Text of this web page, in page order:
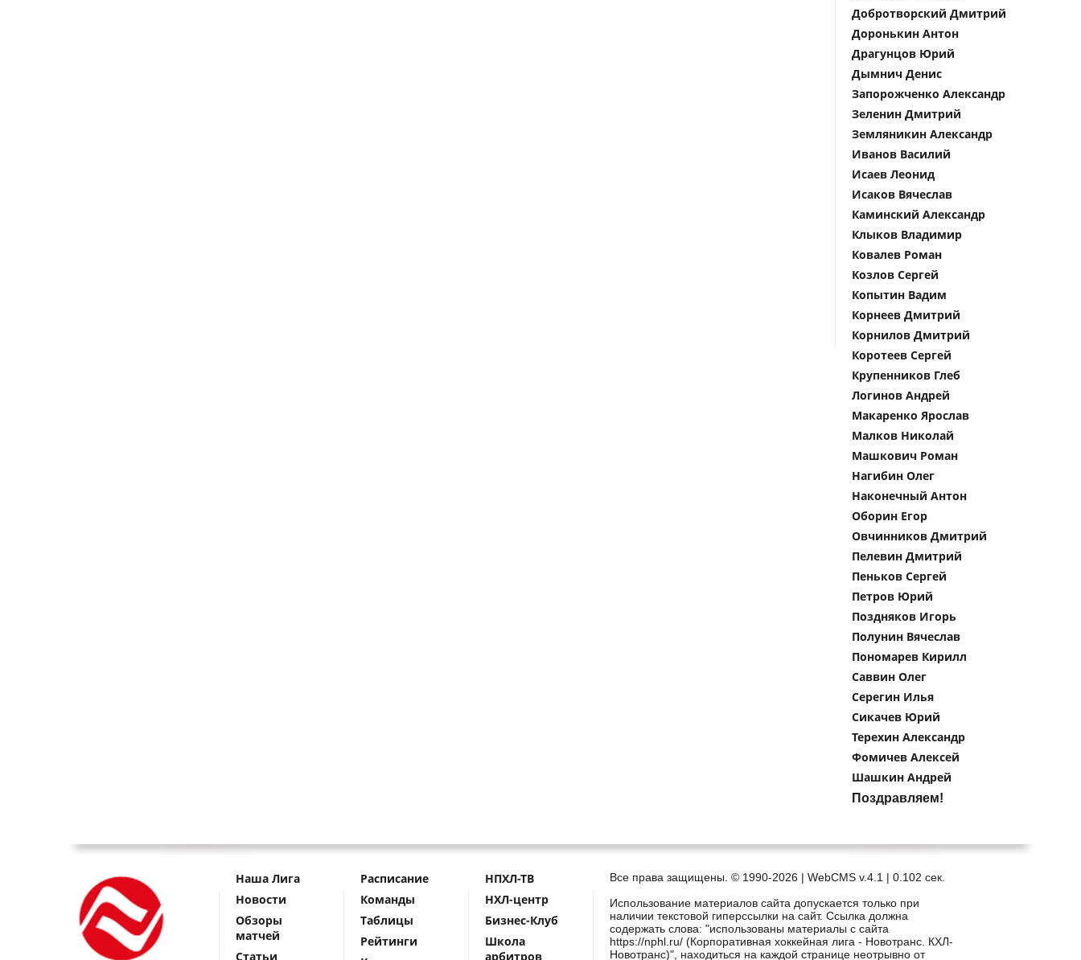
Добротворский Дмитрий
Доронькин Антон
Драгунцов Юрий
Дымнич Денис
Запорожченко Александр
Зеленин Дмитрий
Земляникин Александр
Иванов Василий
Исаев Леонид
Исаков Вячеслав
Каминский Александр
Клыков Владимир
Ковалев Роман
Козлов Сергей
Копытин Вадим
Корнеев Дмитрий
Корнилов Дмитрий
Коротеев Сергей
Крупенников Глеб
Логинов Андрей
Макаренко Ярослав
Малков Николай
Машкович Роман
Нагибин Олег
Наконечный Антон
Оборин Егор
Овчинников Дмитрий
Пелевин Дмитрий
Пеньков Сергей
Петров Юрий
Поздняков Игорь
Полунин Вячеслав
Пономарев Кирилл
Саввин Олег
Серегин Илья
Сикачев Юрий
Терехин Александр
Фомичев Алексей
Шашкин Андрей
Поздравляем!
Наша Лига
Новости
Обзоры
матчей
Статьи
Расписание
Команды
Таблицы
Рейтинги
НПХЛ-ТВ
НХЛ-центр
Бизнес-Клуб
Школа
арбитров
Все права защищены. © 1990-2026 | WebCMS v.4.1 | 0.102 сек.
Использование материалов сайта допускается только при
наличии текстовой гиперссылки на сайт. Ссылка должна
содержать слова: "использованы материалы с сайта
https://nphl.ru/ (Корпоративная хоккейная лига - Новотранс. КХЛ-
Новотранс)", находиться на каждой странице неотрывно от